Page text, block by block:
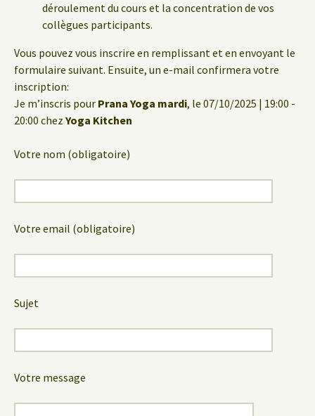
déroulement du cours et la concentration de vos
collègues participants.
Vous pouvez vous inscrire en remplissant et en envoyant le
formulaire suivant. Ensuite, un e-mail confirmera votre
inscription:
Je m’inscris pour Prana Yoga mardi, le 07/10/2025 | 19:00 -
20:00 chez Yoga Kitchen
Votre nom (obligatoire)
Votre email (obligatoire)
Sujet
Votre message